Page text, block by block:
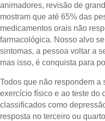
animadores, revisão de
mostram que até 65% das
medicamentos orais não
farmacológica. Nosso alvo
sintomas, a pessoa voltar a
mas isso, é conquista para
Todos que não respondem
exercício físico e ao teste do
classificados como
resposta no terceiro ou